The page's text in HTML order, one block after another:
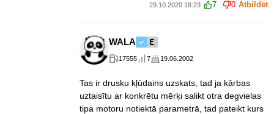
29.10.2020 18:23 7 0 Atbildēt
WALA
17555 7 19.06.2002
Tas ir drusku kļūdains uzskats, tad ja kārbas
uztaisītu ar konkrētu mērķi salikt otra degvielas
tipa motoru notiektā parametrā, tad pateikt kurs